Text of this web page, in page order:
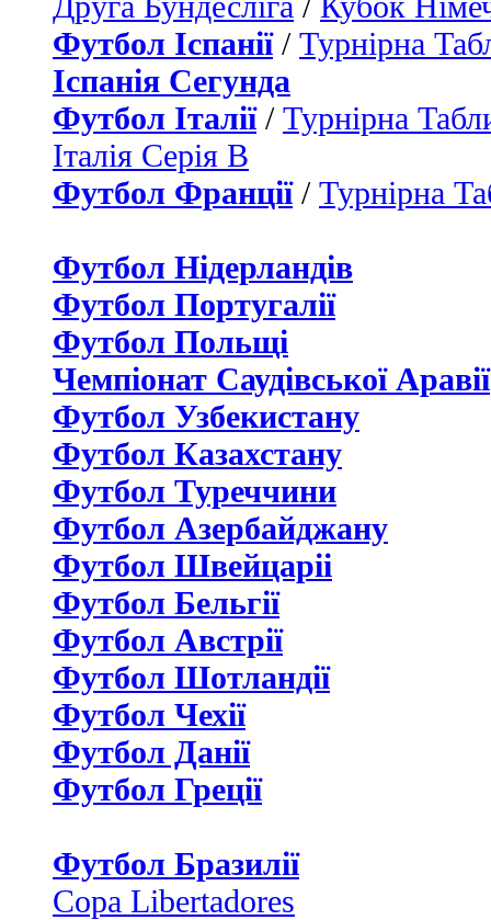
Футбол Іспанії/ Турнірна
Іспанія Сегунда
Футбол Італії/ Турнірна
Італія Серія B
Футбол Франції/ Турнірна
Футбол Нідерландiв
Футбол Португалії
Футбол Польщі
Чемпіонат Саудівської Аравії
Футбол Узбекистану
Футбол Казахстану
Футбол Туреччини
Футбол Азербайджану
Футбол Швейцаріі
Футбол Бельгії
Футбол Австрії
Футбол Шотландії
Футбол Чехії
Футбол Данії
Футбол Греції
Футбол Бразилії
Copa Libertadores